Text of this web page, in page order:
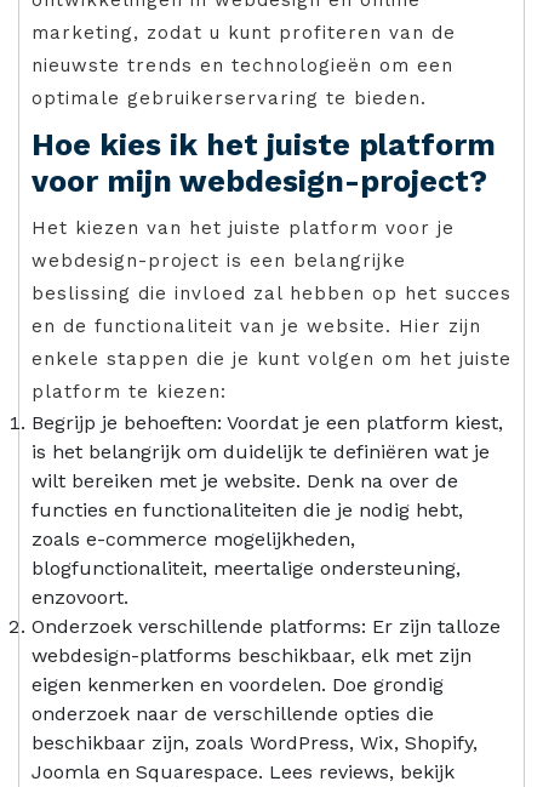
marketing, zodat u kunt profiteren van de
nieuwste trends en technologieën om een
optimale gebruikerservaring te bieden.
Hoe kies ik het juiste platform
voor mijn webdesign-project?
Het kiezen van het juiste platform voor je
webdesign-project is een belangrijke
beslissing die invloed zal hebben op het succes
en de functionaliteit van je website. Hier zijn
enkele stappen die je kunt volgen om het juiste
platform te kiezen:
Begrijp je behoeften: Voordat je een platform kiest,
is het belangrijk om duidelijk te definiëren wat je
wilt bereiken met je website. Denk na over de
functies en functionaliteiten die je nodig hebt,
zoals e-commerce mogelijkheden,
blogfunctionaliteit, meertalige ondersteuning,
enzovoort.
Onderzoek verschillende platforms: Er zijn talloze
webdesign-platforms beschikbaar, elk met zijn
eigen kenmerken en voordelen. Doe grondig
onderzoek naar de verschillende opties die
beschikbaar zijn, zoals WordPress, Wix, Shopify,
Joomla en Squarespace. Lees reviews, bekijk